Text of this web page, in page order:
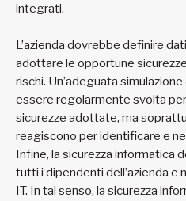
integrati.
L’azienda dovrebbe definire
adottare le opportune
rischi. Un’adeguata
essere regolarmente svolta
sicurezze adottate, ma
reagiscono per identificare e
Infine, la sicurezza informatica
tutti i dipendenti dell’azienda e
IT. In tal senso, la sicurezza